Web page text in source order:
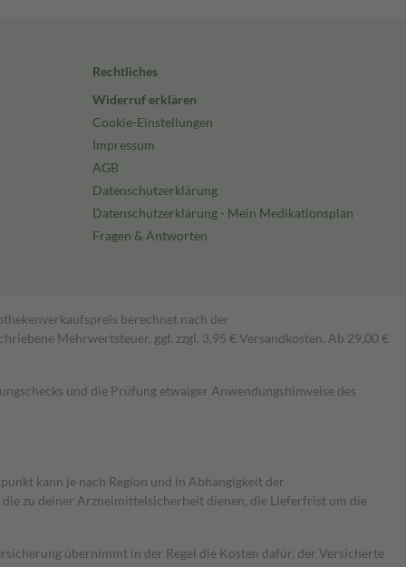
Rechtliches
Widerruf erklären
Cookie-Einstellungen
Impressum
AGB
Datenschutzerklärung
Datenschutzerklärung - Mein Medikationsplan
Fragen & Antworten
berechnet nach der
Mehrwertsteuer, ggf. zzgl. 3,95 € Versandkosten. Ab 29,00 €
und die Prüfung etwaiger Anwendungshinweise des
kann je nach Region und in Abhängigkeit der
zu deiner Arzneimittelsicherheit dienen, die Lieferfrist um die
übernimmt in der Regel die Kosten dafür, der Versicherte